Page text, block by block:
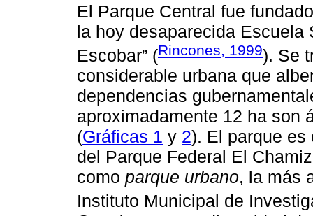
El Parque Central fue
la hoy desaparecida Escuela
Escobar” (Rincones, 1999). Se
considerable urbana que
dependencias
aproximadamente 12 ha son
(Gráficas 1 y 2). El parque es
del Parque Federal El
como parque urbano, la más
Instituto Municipal de